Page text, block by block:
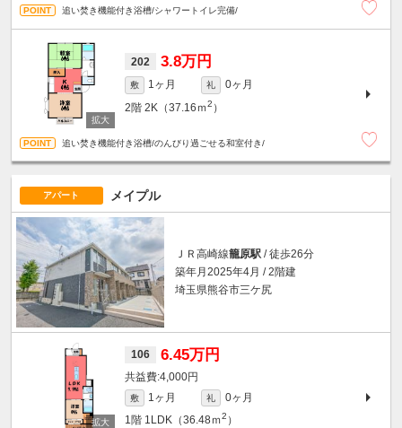
追い焚き機能付き浴槽/シャワートイレ完備/
202 3.8万円
敷 1ヶ月 礼
0ヶ月
2階 2K（37.16ｍ2 ）
追い焚き機能付き浴槽/のんびり過ごせる和室付き/
アパート メイプル
ＪＲ高崎線籠原駅 / 徒歩26分
築年月2025年4月 / 2階建
埼玉県熊谷市三ケ尻
106 6.45万円
4,000円
敷 1ヶ月 礼
0ヶ月
1階 1LDK（36.48ｍ2 ）